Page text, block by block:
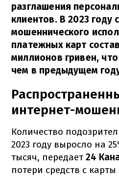
разглашения
клиентов. В 2023 году
мошеннического
платежных карт
миллионов гривен,
чем в предыдущем
интернет-
Количество
2023 году выросло на
тысяч, передает24
потери средств с